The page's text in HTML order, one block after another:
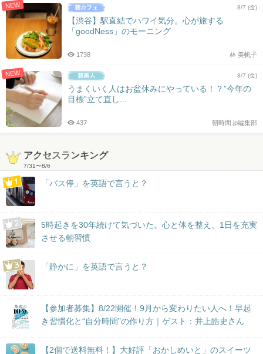
NEW 8/7 (金)
【渋谷】駅直結でハワイ気分。心が旅する
「goodNess」のモーニング
林 美帆子
1738
NEW 8/7 (金)
うまくいく人はお盆休みにやっている！？”今年の
目標”立て直し...
朝時間.jp編集部
437
アクセスランキング
7/31〜8/6
「バス停」を英語で言うと？
5時起きを30年続けて気づいた。心と体を整え、1日を充実
させる朝習慣
「静かに」を英語で言うと？
【参加者募集】8/22開催！9月から変わりたい人へ！早起
き習慣化と“自分時間”の作り方｜ゲスト：井上皓史さん
【2個で送料無料！】大好評「おかしめいと」のスイーツ